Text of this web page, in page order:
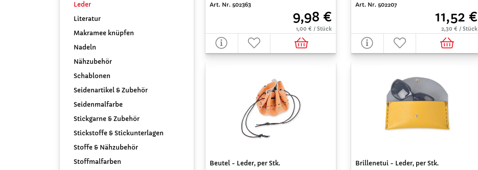
Leder
Literatur
Makramee knüpfen
Nadeln
Nähzubehör
Schablonen
Seidenartikel & Zubehör
Seidenmalfarbe
Stickgarne & Zubehör
Stickstoffe & Stickunterlagen
Stoffe & Nähzubehör
Stoffmalfarben
Art. Nr. 502363
9,98 €
1,00 € / Stück
Art. Nr. 502207
11,52 €
2,30 € / Stück
Beutel - Leder, per Stk. Brillenetui - Leder, per Stk.